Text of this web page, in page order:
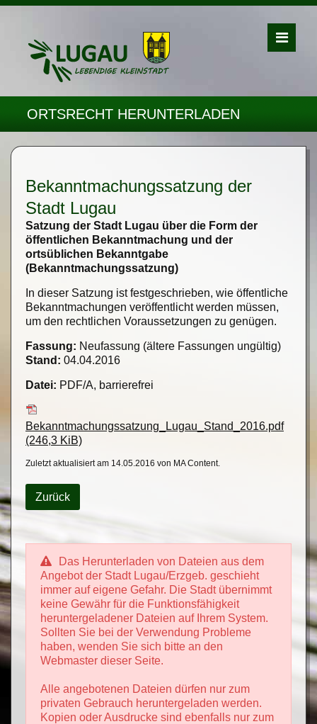
ORTSRECHT HERUNTERLADEN
Bekanntmachungssatzung der
Stadt Lugau
Satzung der Stadt Lugau über die Form der
öffentlichen Bekanntmachung und der
ortsüblichen Bekanntgabe
(Bekanntmachungssatzung)
In dieser Satzung ist festgeschrieben, wie öffentliche
Bekanntmachungen veröffentlicht werden müssen,
um den rechtlichen Voraussetzungen zu genügen.
Fassung: Neufassung (ältere Fassungen ungültig)
Stand: 04.04.2016
Datei: PDF/A, barrierefrei
Bekanntmachungssatzung_Lugau_Stand_2016.pdf
(246,3 KiB)
Zuletzt aktualisiert am 14.05.2016 von MA Content.
Zurück
Das Herunterladen von Dateien aus dem
Angebot der Stadt Lugau/Erzgeb. geschieht
immer auf eigene Gefahr. Die Stadt übernimmt
keine Gewähr für die Funktionsfähigkeit
heruntergeladener Dateien auf Ihrem System.
Sollten Sie bei der Verwendung Probleme
haben, wenden Sie sich bitte an den
Webmaster dieser Seite.
Alle angebotenen Dateien dürfen nur zum
privaten Gebrauch heruntergeladen werden.
Kopien oder Ausdrucke sind ebenfalls nur zum